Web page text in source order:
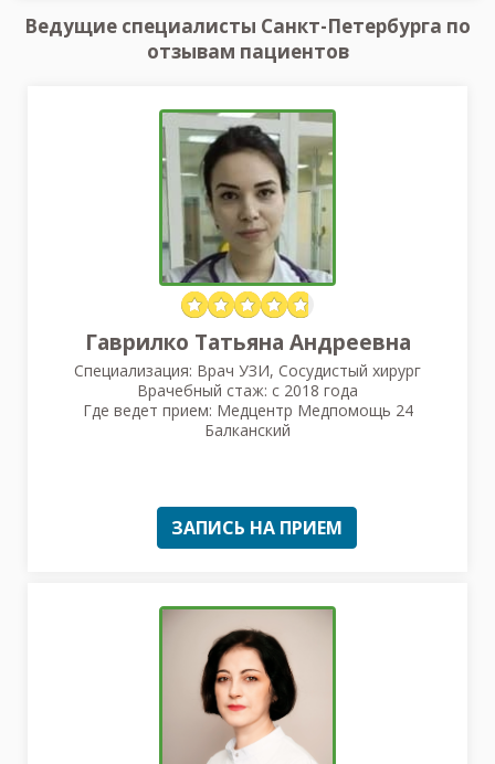
Ведущие специалисты Санкт-Петербурга по
отзывам пациентов
Гаврилко Татьяна Андреевна
Специализация: Врач УЗИ, Сосудистый хирург
Врачебный стаж: с 2018 года
Где ведет прием: Медцентр Медпомощь 24
Балканский
ЗАПИСЬ НА ПРИЕМ